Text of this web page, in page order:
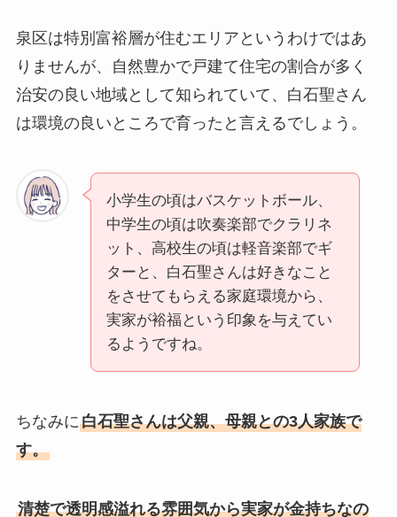
泉区は特別富裕層が住むエリアというわけではあ
りませんが、自然豊かで戸建て住宅の割合が多く
治安の良い地域として知られていて、白石聖さん
は環境の良いところで育ったと言えるでしょう。
小学生の頃はバスケットボール、
中学生の頃は吹奏楽部でクラリネ
ット、高校生の頃は軽音楽部でギ
ターと、白石聖さんは好きなこと
をさせてもらえる家庭環境から、
実家が裕福という印象を与えてい
るようですね。
ちなみに白石聖さんは父親、母親との3人家族で
す。
清楚で透明感溢れる雰囲気から実家が金持ちなの